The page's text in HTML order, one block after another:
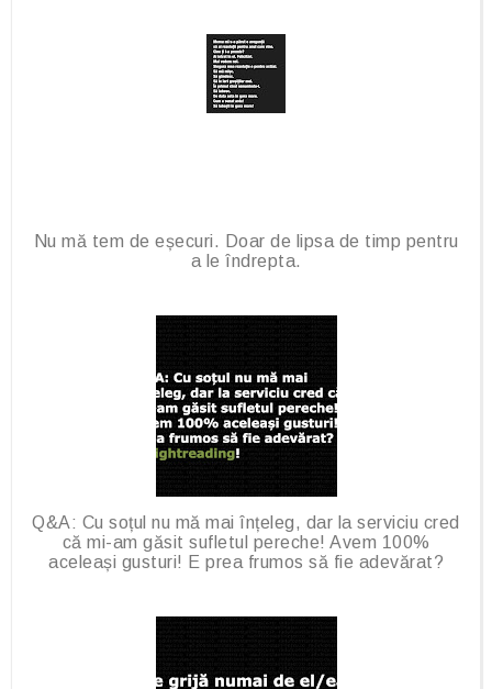
Nu mă tem de eșecuri. Doar de lipsa de timp pentru
a le îndrepta.
Q&A: Cu soțul nu mă mai înțeleg, dar la serviciu cred
că mi-am găsit sufletul pereche! Avem 100%
aceleași gusturi! E prea frumos să fie adevărat?